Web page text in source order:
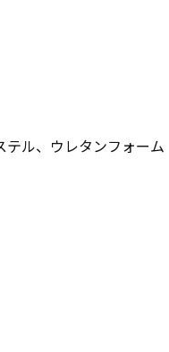
ル、ウレタンフォーム